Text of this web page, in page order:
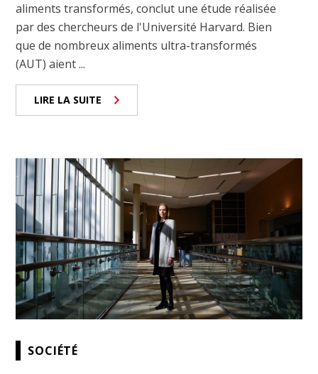
aliments transformés, conclut une étude réalisée
par des chercheurs de l'Université Harvard. Bien
que de nombreux aliments ultra-transformés
(AUT) aient ...
LIRE LA SUITE
SOCIÉTÉ